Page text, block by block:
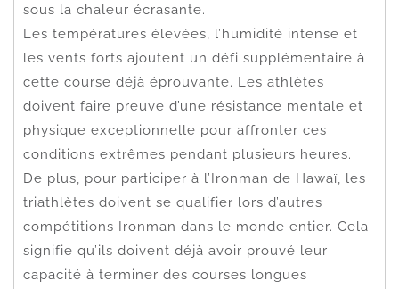
sous la chaleur écrasante.
Les températures élevées, l’humidité intense et
les vents forts ajoutent un défi supplémentaire à
cette course déjà éprouvante. Les athlètes
doivent faire preuve d’une résistance mentale et
physique exceptionnelle pour affronter ces
conditions extrêmes pendant plusieurs heures.
De plus, pour participer à l’Ironman de Hawaï, les
triathlètes doivent se qualifier lors d’autres
compétitions Ironman dans le monde entier. Cela
signifie qu’ils doivent déjà avoir prouvé leur
capacité à terminer des courses longues